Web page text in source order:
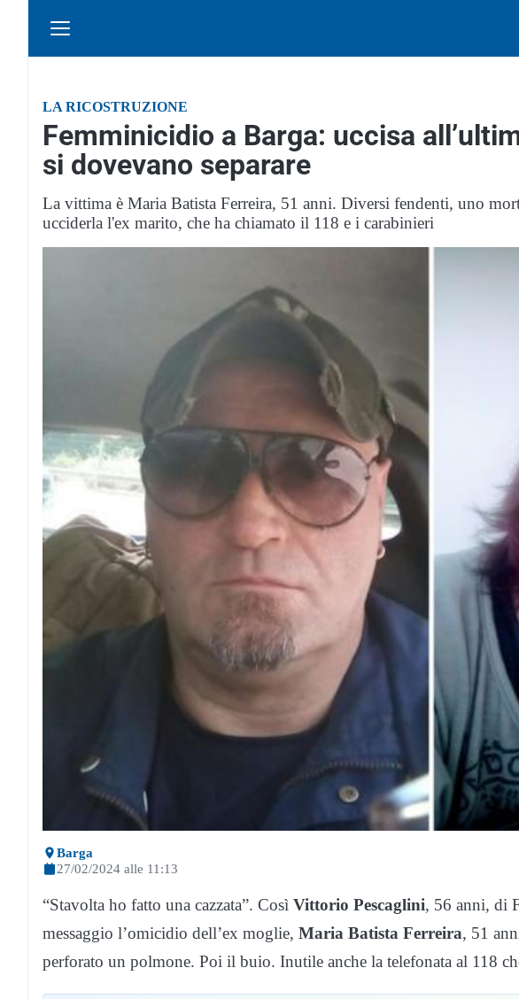
LA RICOSTRUZIONE
Femminicidio a Barga: uccisa
si dovevano separare
La vittima è Maria Batista Ferreira, 51 anni. Diversi fendenti, uno
ucciderla l'ex marito, che ha chiamato il 118 e i carabinieri
Barga
27/02/2024 alle 11:13
“Stavolta ho fatto una cazzata”. Così Vittorio Pescaglini, 56 anni, di
messaggio l’omicidio dell’ex moglie, Maria Batista Ferreira, 51
perforato un polmone. Poi il buio. Inutile anche la telefonata al 118